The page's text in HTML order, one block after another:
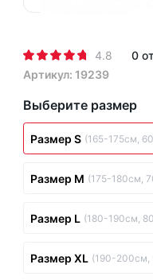
4.8
0
Артикул: 19239
Выберите размер
Размер S (165-175см,
Размер M (175-180см,
Размер L (180-190см,
Размер XL (190-200см,